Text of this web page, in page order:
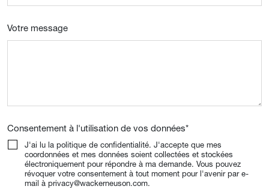
Votre message
Consentement à l'utilisation de vos données*
J'ai lu la politique de confidentialité. J'accepte que mes
coordonnées et mes données soient collectées et stockées
électroniquement pour répondre à ma demande. Vous pouvez
révoquer votre consentement à tout moment pour l'avenir par e-
mail à privacy@wackerneuson.com.